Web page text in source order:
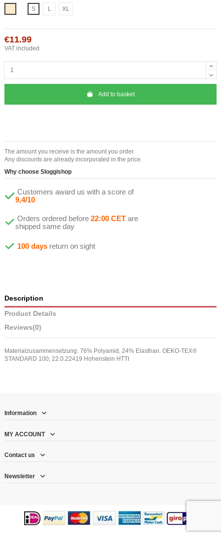
S
L XL
€11.99
VAT included
Add to basket
The amount you receive is the amount you order.
Any discounts are already incorporated in the price.
Why choose Sloggishop
Customers award us with a score of
9,4/10
Orders ordered before 22:00 CET are
shipped same day
100 days return on sight
Description
Product Details
Reviews(0)
Materialzusammensetzung: 76% Polyamid, 24% Elasthan. OEKO-TEX®
STANDARD 100, 22.0.22419 Hohenstein HTTI
Information
MY ACCOUNT
Contact us
Newsletter